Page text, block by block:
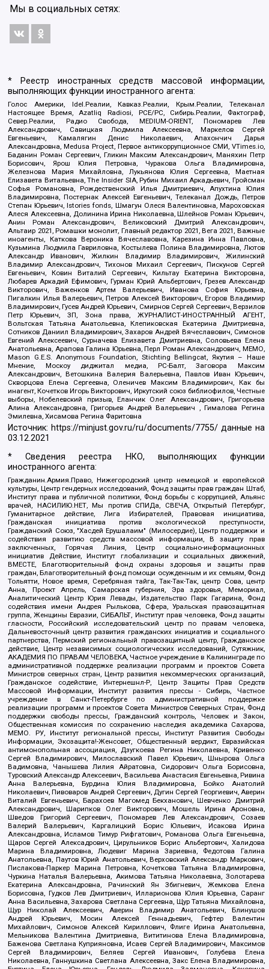
Мы в социальных сетях:
* Реестр иностранных средств массовой информации,
выполняющих функции иностранного агента:
Голос Америки, Idel.Реалии, Кавказ.Реалии, Крым.Реалии, Телеканал
Настоящее Время, Azatliq Radiosi, PCE/PC, Сибирь.Реалии, Фактограф,
Север.Реалии, Радио Свобода, MEDIUM-ORIENT, Пономарев Лев
Александрович, Савицкая Людмила Алексеевна, Маркелов Сергей
Евгеньевич, Камалягин Денис Николаевич, Апахончич Дарья
Александровна, Medusa Project, Первое антикоррупционное СМИ, VTimes.io,
Баданин Роман Сергеевич, Гликин Максим Александрович, Маняхин Петр
Борисович, Ярош Юлия Петровна, Чуракова Ольга Владимировна,
Железнова Мария Михайловна, Лукьянова Юлия Сергеевна, Маетная
Елизавета Витальевна, The Insider SIA, Рубин Михаил Аркадьевич, Гройсман
Софья Романовна, Рождественский Илья Дмитриевич, Апухтина Юлия
Владимировна, Постернак Алексей Евгеньевич, Телеканал Дождь, Петров
Степан Юрьевич, Istories fonds, Шмагун Олеся Валентиновна, Мароховская
Алеся Алексеевна, Долинина Ирина Николаевна, Шлейнов Роман Юрьевич,
Анин Роман Александрович, Великовский Дмитрий Александрович,
Альтаир 2021, Ромашки монолит, Главный редактор 2021, Вега 2021, Важные
иноагенты, Каткова Вероника Вячеславовна, Карезина Инна Павловна,
Кузьмина Людмила Гавриловна, Костылева Полина Владимировна, Лютов
Александр Иванович, Жилкин Владимир Владимирович, Жилинский
Владимир Александрович, Тихонов Михаил Сергеевич, Пискунов Сергей
Евгеньевич, Ковин Виталий Сергеевич, Кильтау Екатерина Викторовна,
Любарев Аркадий Ефимович, Гурман Юрий Альбертович, Грезев Александр
Викторович, Важенков Артем Валерьевич, Иванова София Юрьевна,
Пигалкин Илья Валерьевич, Петров Алексей Викторович, Егоров Владимир
Владимирович, Гусев Андрей Юрьевич, Смирнов Сергей Сергеевич, Верзилов
Петр Юрьевич, ЗП, Зона права, ЖУРНАЛИСТ-ИНОСТРАННЫЙ АГЕНТ,
Вольтская Татьяна Анатольевна, Клепиковская Екатерина Дмитриевна,
Сотников Даниил Владимирович, Захаров Андрей Вячеславович, Симонов
Евгений Алексеевич, Сурначева Елизавета Дмитриевна, Соловьева Елена
Анатольевна, Арапова Галина Юрьевна, Перл Роман Александрович, МЕМО,
Mason G.E.S. Anonymous Foundation, Stichting Bellingcat, Якутия – Наше
Мнение, Москоу диджитал медиа, РС-Балт, Заговора Максим
Александрович, Ветошкина Валерия Валерьевна, Павлов Иван Юрьевич,
Скворцова Елена Сергеевна, Оленичев Максим Владимирович, Как бы
инагент, Кочетков Игорь Викторович, Иркутский союз библиофилов, Честные
выборы, Нобелевский призыв, Еланчик Олег Александрович, Григорьева
Алина Александровна, Григорьев Андрей Валерьевич , Гималова Регина
Эмилевна, Хисамова Регина Фаритовна
Источник: https://minjust.gov.ru/ru/documents/7755/ данные на
03.12.2021
* Сведения реестра НКО, выполняющих функции
иностранного агента:
Гражданин.Армия.Право, Нижегородский центр немецкой и европейской
культуры, Центр гендерных исследований, Фонд защиты прав граждан Штаб,
Институт права и публичной политики, Фонд борьбы с коррупцией, Альянс
врачей, НАСИЛИЮ.НЕТ, Мы против СПИДа, СВЕЧА, Открытый Петербург,
Гуманитарное действие, Лига Избирателей, Правовая инициатива,
Гражданская инициатива против экологической преступности,
Гражданский Союз, "Хасдей Ерушалаим" (Милосердие), Центр поддержки и
содействия развитию средств массовой информации, В защиту прав
заключенных, Горячая Линия, Центр социально-информационных
инициатив Действие, Институт глобализации и социальных движений,
ВМЕСТЕ, Благотворительный фонд охраны здоровья и защиты прав
граждан, Благотворительный фонд помощи осужденным и их семьям, Фонд
Тольятти, Новое время, Серебряная тайга, Так-Так-Так, центр Сова, центр
Анна, Проект Апрель, Самарская губерния, Эра здоровья, Мемориал,
Аналитический Центр Юрия Левады, Издательство Парк Гагарина, Фонд
содействия имени Андрея Рылькова, Сфера, Уральская правозащитная
группа, Женщины Евразии, СИБАЛЬТ, Институт прав человека, Фонд защиты
гласности, Российский исследовательский центр по правам человека,
Дальневосточный центр развития гражданских инициатив и социального
партнерства, Пермский региональный правозащитный центр, Гражданское
действие, Центр независимых социологических исследований, Сутяжник,
АКАДЕМИЯ ПО ПРАВАМ ЧЕЛОВЕКА, Частное учреждение в Калининграде по
административной поддержке реализации программ и проектов Совета
Министров северных стран, Центр развития некоммерческих организаций,
Гражданское содействие, Интернешнл-Р, Центр Защиты Прав Средств
Массовой Информации, Институт развития прессы - Сибирь, Частное
учреждение в Санкт-Петербурге по административной поддержке
реализации программ и проектов Совета Министров Северных Стран, Фонд
поддержки свободы прессы, Гражданский контроль, Человек и Закон,
Общественная комиссия по сохранению наследия академика Сахарова,
МЕМО. РУ, Институт региональной прессы, Институт Развития Свободы
Информации, Экозащита!-Женсовет, Общественный вердикт, Евразийская
антимонопольная ассоциация, Дзугкоева Регина Николаевна, Кривенко
Сергей Владимирович, Милославский Павел Юрьевич, Шнырова Ольга
Вадимовна, Чанышева Лилия Айратовна, Сидорович Ольга Борисовна,
Туровский Александр Алексеевич, Васильева Анастасия Евгеньевна, Ривина
Анна Валерьевна, Бурдина Юлия Владимировна, Бойко Анатолий
Николаевич, Пивоваров Андрей Сергеевич, Дугин Сергей Георгиевич, Аверин
Виталий Евгеньевич, Барахоев Магомед Бекханович, Шевченко Дмитрий
Александрович, Шарипков Олег Викторович, Мошель Ирина Ароновна,
Шведов Григорий Сергеевич, Пономарев Лев Александрович, Созаев
Валерий Валерьевич, Каргалицкий Борис Юльевич, Исакова Ирина
Александровна, Исламов Тимур Рифгатович, Романова Ольга Евгеньевна,
Щаров Сергей Алексадрович, Цирульников Борис Альбертович, Халидова
Марина Владимировна, Людевиг Марина Зариевна, Федотова Галина
Анатольевна, Паутов Юрий Анатольевич, Верховский Александр Маркович,
Пислакова-Паркер Марина Петровна, Кочеткова Татьяна Владимировна,
Чуркина Наталья Валерьевна, Акимова Татьяна Николаевна, Золотарева
Екатерина Александровна, Рачинский Ян Збигневич, Жемкова Елена
Борисовна, Гудков Лев Дмитриевич, Илларионова Юлия Юрьевна, Саранг
Анна Васильевна, Захарова Светлана Сергеевна, Щур Татьяна Михайловна,
Щур Николай Алексеевич, Аверин Владимир Анатольевич, Блинушов
Андрей Юрьевич, Мосин Алексей Геннадьевич, Гефтер Валентин
Михайлович, Симонов Алексей Кириллович, Флиге Ирина Анатольевна,
Мельникова Валентина Дмитриевна, Вититинова Елена Владимировна,
Баженова Светлана Куприяновна, Исаев Сергей Владимирович, Максимов
Сергей Владимирович, Беляев Сергей Иванович, Голубева Елена
Николаевна, Ганнушкина Светлана Алексеевна, Закс Елена Владимировна,